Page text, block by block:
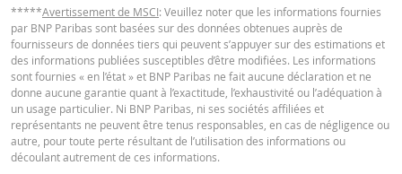
28 juil.
2026 17:50
journalière 1,93 225,602
27 juil.
2026 18:35
journalière 1,82 230,334
27 juil.
2026 17:50
journalière 1,82 230,334
*****Avertissement de MSCI: Veuillez noter que les informations fournies
par BNP Paribas sont basées sur des données obtenues auprès de
fournisseurs de données tiers qui peuvent s’appuyer sur des estimations et
des informations publiées susceptibles d’être modifiées. Les informations
sont fournies « en l’état » et BNP Paribas ne fait aucune déclaration et ne
donne aucune garantie quant à l’exactitude, l’exhaustivité ou l’adéquation à
un usage particulier. Ni BNP Paribas, ni ses sociétés affiliées et
représentants ne peuvent être tenus responsables, en cas de négligence ou
autre, pour toute perte résultant de l’utilisation des informations ou
découlant autrement de ces informations.